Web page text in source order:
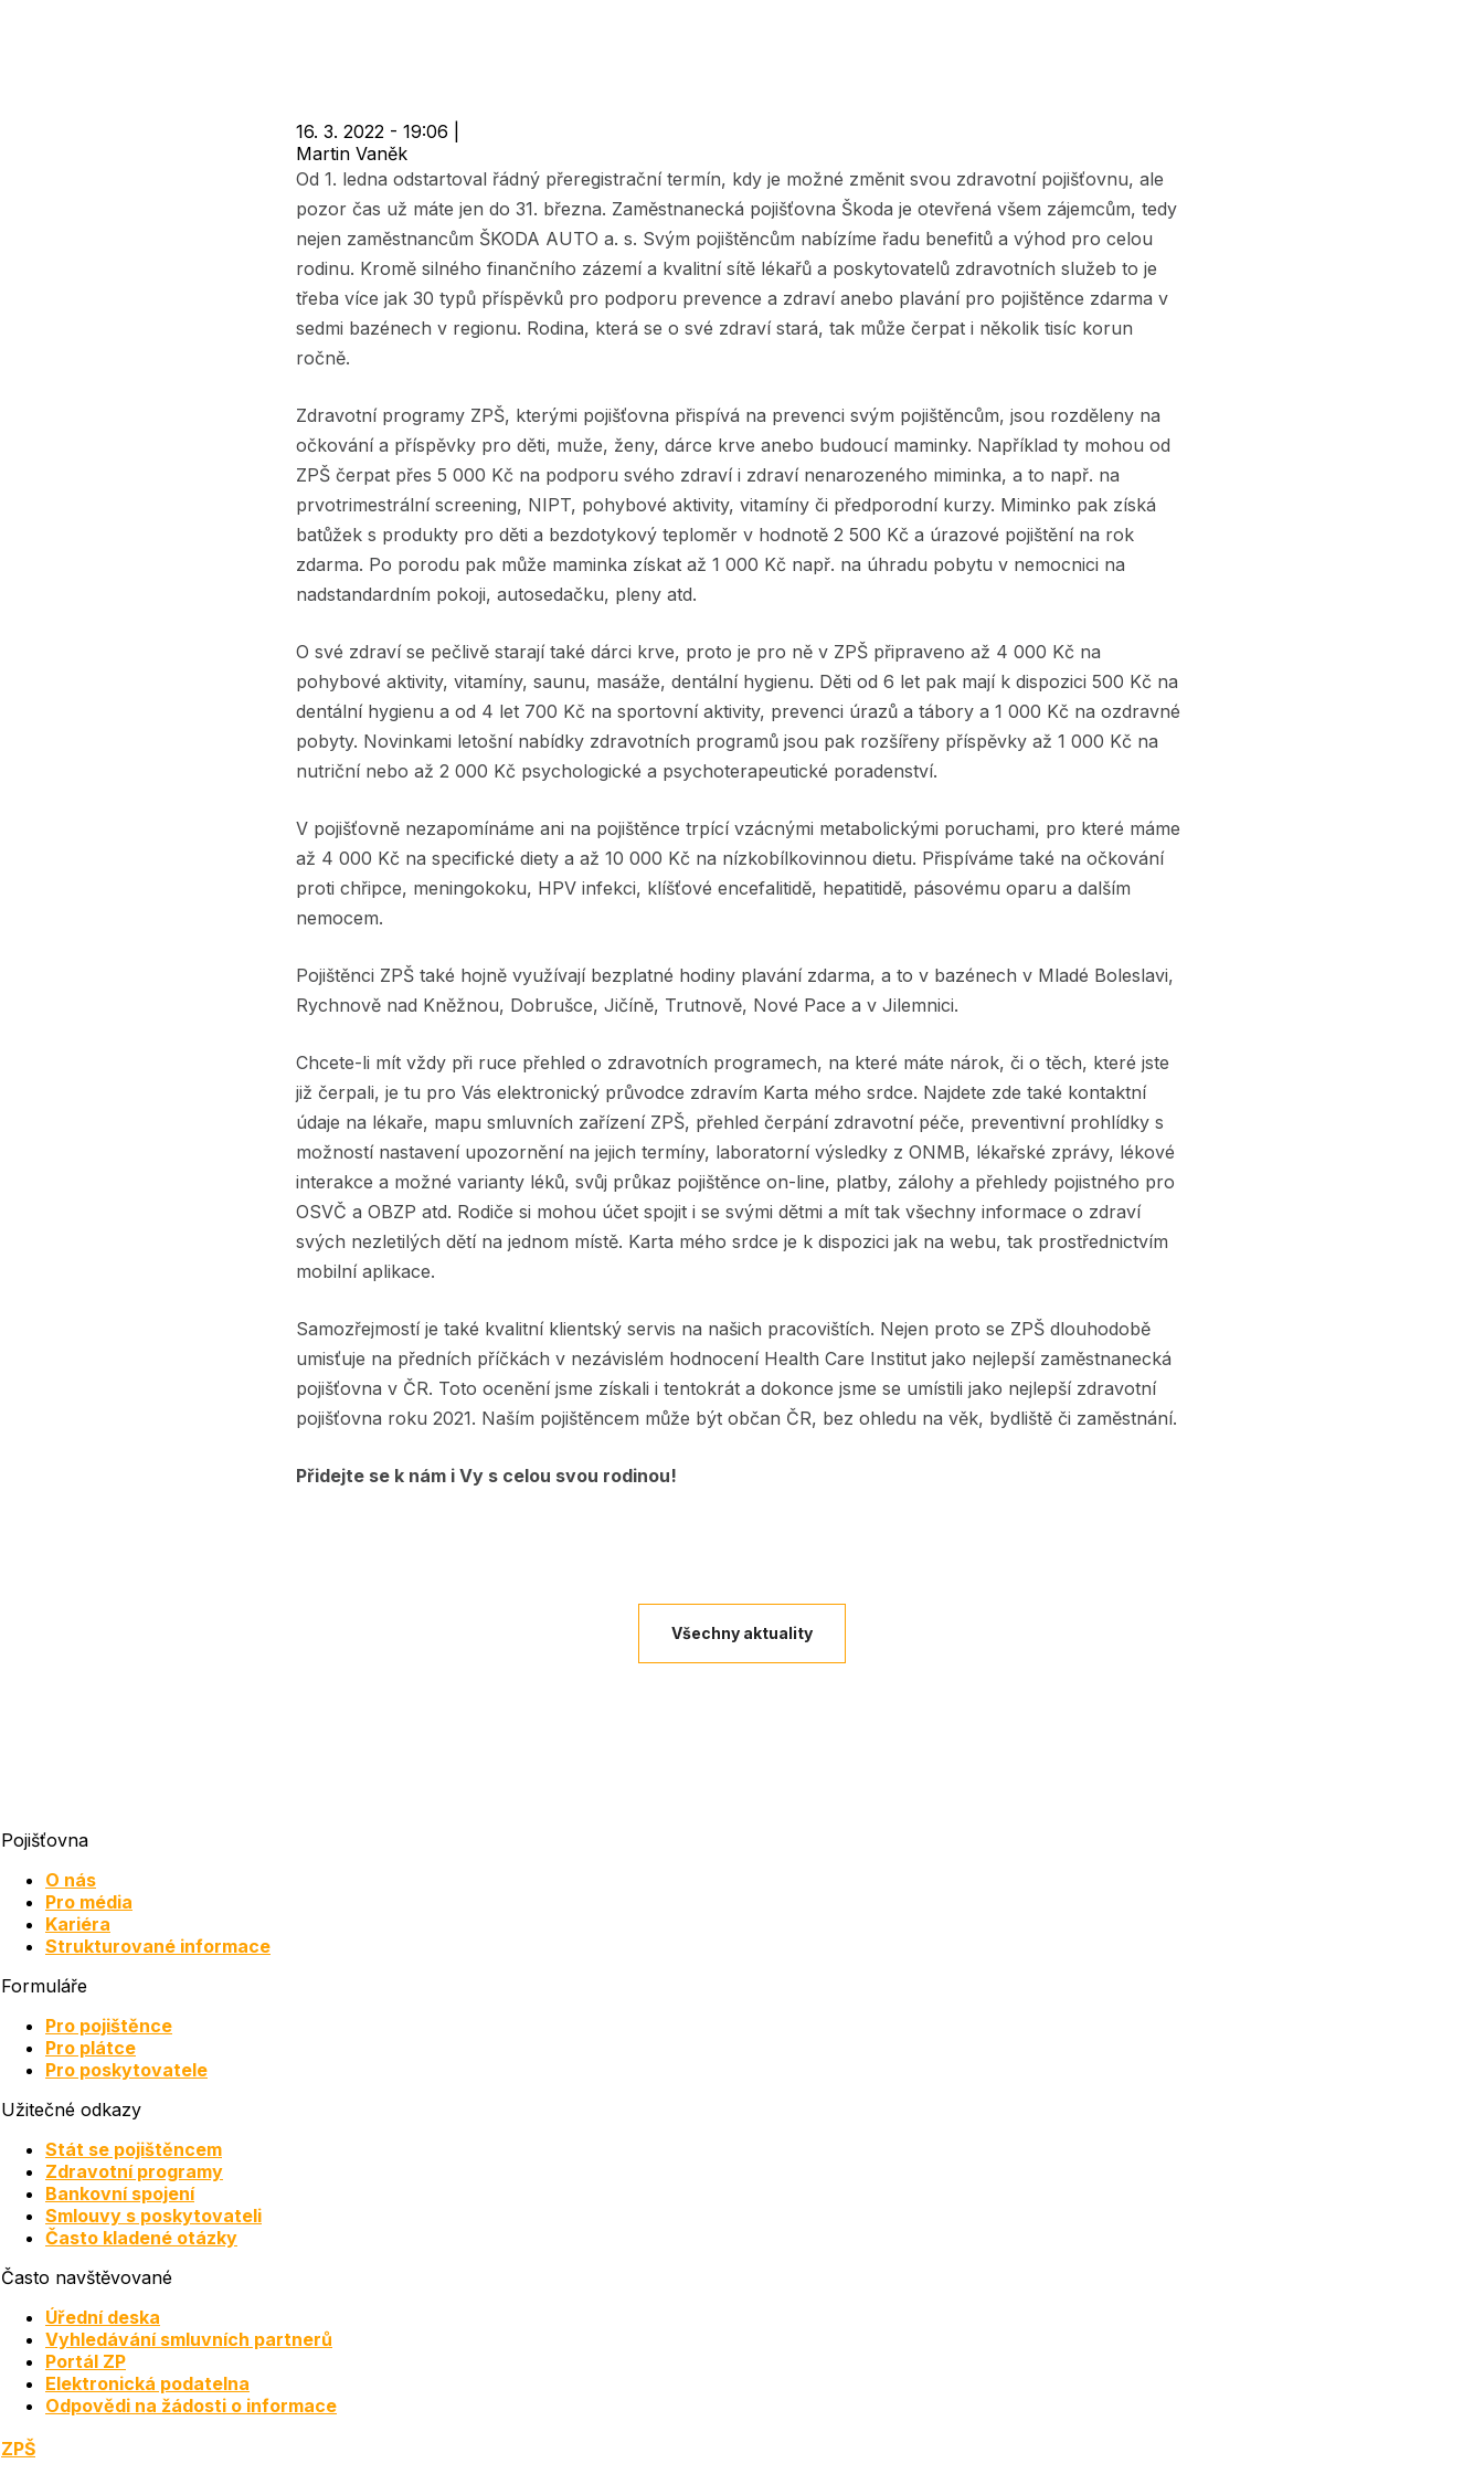
16. 3. 2022 - 19:06
Martin Vaněk
Od 1. ledna odstartoval řádný přeregistrační termín, kdy je možné změnit svou zdravotní pojišťovnu, ale
pozor čas už máte jen do 31. března. Zaměstnanecká pojišťovna Škoda je otevřená všem zájemcům, tedy
nejen zaměstnancům ŠKODA AUTO a. s. Svým pojištěncům nabízíme řadu benefitů a výhod pro celou
rodinu. Kromě silného finančního zázemí a kvalitní sítě lékařů a poskytovatelů zdravotních služeb to je
třeba více jak 30 typů příspěvků pro podporu prevence a zdraví anebo plavání pro pojištěnce zdarma v
sedmi bazénech v regionu. Rodina, která se o své zdraví stará, tak může čerpat i několik tisíc korun
ročně.
Zdravotní programy ZPŠ, kterými pojišťovna přispívá na prevenci svým pojištěncům, jsou rozděleny na
očkování a příspěvky pro děti, muže, ženy, dárce krve anebo budoucí maminky. Například ty mohou od
ZPŠ čerpat přes 5 000 Kč na podporu svého zdraví i zdraví nenarozeného miminka, a to např. na
prvotrimestrální screening, NIPT, pohybové aktivity, vitamíny či předporodní kurzy. Miminko pak získá
batůžek s produkty pro děti a bezdotykový teploměr v hodnotě 2 500 Kč a úrazové pojištění na rok
zdarma. Po porodu pak může maminka získat až 1 000 Kč např. na úhradu pobytu v nemocnici na
nadstandardním pokoji, autosedačku, pleny atd.
O své zdraví se pečlivě starají také dárci krve, proto je pro ně v ZPŠ připraveno až 4 000 Kč na
pohybové aktivity, vitamíny, saunu, masáže, dentální hygienu. Děti od 6 let pak mají k dispozici 500 Kč na
dentální hygienu a od 4 let 700 Kč na sportovní aktivity, prevenci úrazů a tábory a 1 000 Kč na ozdravné
pobyty. Novinkami letošní nabídky zdravotních programů jsou pak rozšířeny příspěvky až 1 000 Kč na
nutriční nebo až 2 000 Kč psychologické a psychoterapeutické poradenství.
V pojišťovně nezapomínáme ani na pojištěnce trpící vzácnými metabolickými poruchami, pro které máme
až 4 000 Kč na specifické diety a až 10 000 Kč na nízkobílkovinnou dietu. Přispíváme také na očkování
proti chřipce, meningokoku, HPV infekci, klíšťové encefalitidě, hepatitidě, pásovému oparu a dalším
nemocem.
Pojištěnci ZPŠ také hojně využívají bezplatné hodiny plavání zdarma, a to v bazénech v Mladé Boleslavi,
Rychnově nad Kněžnou, Dobrušce, Jičíně, Trutnově, Nové Pace a v Jilemnici.
Chcete-li mít vždy při ruce přehled o zdravotních programech, na které máte nárok, či o těch, které jste
již čerpali, je tu pro Vás elektronický průvodce zdravím Karta mého srdce. Najdete zde také kontaktní
údaje na lékaře, mapu smluvních zařízení ZPŠ, přehled čerpání zdravotní péče, preventivní prohlídky s
možností nastavení upozornění na jejich termíny, laboratorní výsledky z ONMB, lékařské zprávy, lékové
interakce a možné varianty léků, svůj průkaz pojištěnce on-line, platby, zálohy a přehledy pojistného pro
OSVČ a OBZP atd. Rodiče si mohou účet spojit i se svými dětmi a mít tak všechny informace o zdraví
svých nezletilých dětí na jednom místě. Karta mého srdce je k dispozici jak na webu, tak prostřednictvím
mobilní aplikace.
Samozřejmostí je také kvalitní klientský servis na našich pracovištích. Nejen proto se ZPŠ dlouhodobě
umisťuje na předních příčkách v nezávislém hodnocení Health Care Institut jako nejlepší zaměstnanecká
pojišťovna v ČR. Toto ocenění jsme získali i tentokrát a dokonce jsme se umístili jako nejlepší zdravotní
pojišťovna roku 2021. Naším pojištěncem může být občan ČR, bez ohledu na věk, bydliště či zaměstnání.
Přidejte se k nám i Vy s celou svou rodinou!
Všechny aktuality
Pojišťovna
O nás
Pro média
Kariéra
Strukturované informace
Formuláře
Pro pojištěnce
Pro plátce
Pro poskytovatele
Užitečné odkazy
Stát se pojištěncem
Zdravotní programy
Bankovní spojení
Smlouvy s poskytovateli
Často kladené otázky
Často navštěvované
Úřední deska
Vyhledávání smluvních partnerů
Portál ZP
Elektronická podatelna
Odpovědi na žádosti o informace
ZPŠ